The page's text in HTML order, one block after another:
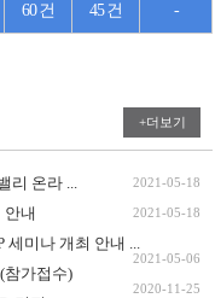
60 건 45 건 -
NLOS 환경에서 DRL 기반
+더보기
리 온라 ... 2021-05-18
내 2021-05-18
세미나 개최 안내 ...
2021-05-06
참가접수)
2020-11-25